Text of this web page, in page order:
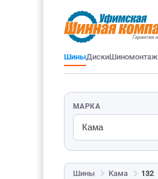
ШиныДискиШиномонтаж
МАРКА
Шины Кама 132